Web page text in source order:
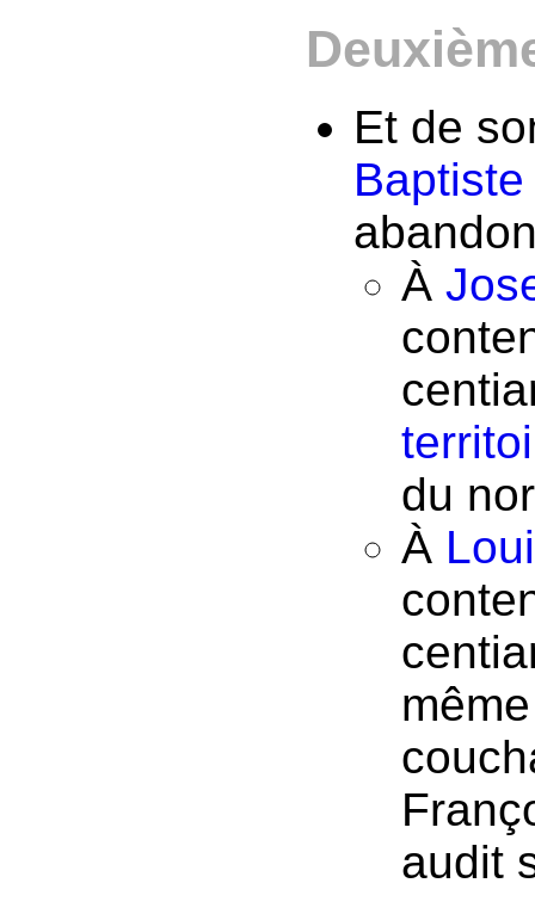
Et de
À
du
À
audit